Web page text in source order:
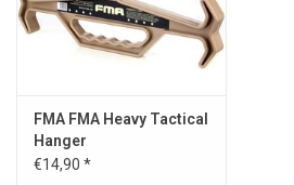
Survival
FMA FMA Heavy Tactical
Hanger
€14,90 *